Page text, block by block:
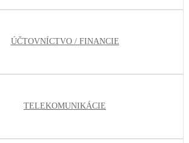
ÚČTOVNÍCTVO / FINANCIE
TELEKOMUNIKÁCIE